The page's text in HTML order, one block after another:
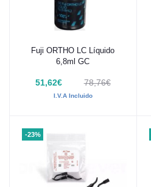
Añadir al carrito
Fuji ORTHO LC Líquido
6,8ml GC
51,62€ 78,76€
I.V.A Incluido
-23%